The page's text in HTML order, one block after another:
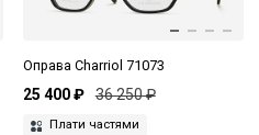
Оправа Charriol 71073
25 400 ₽ 36 250 ₽
Плати частями